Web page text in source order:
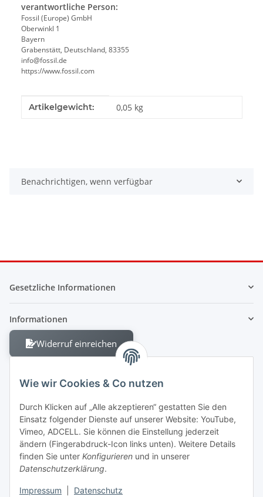
Wie wir Cookies & Co nutzen
Durch Klicken auf „Alle akzeptieren“ gestatten Sie den
Einsatz folgender Dienste auf unserer Website: YouTube,
Vimeo, ADCELL. Sie können die Einstellung jederzeit
ändern (Fingerabdruck-Icon links unten). Weitere Details
finden Sie unter Konfigurieren und in unserer
Datenschutzerklärung.
Impressum Datenschutz
verantwortliche Person:
Fossil (Europe) GmbH
Oberwinkl 1
Bayern
Grabenstätt, Deutschland, 83355
info@fossil.de
https://www.fossil.com
Produkteigenschaft
Wert
Artikelgewicht: 0,05 kg
Benachrichtigen, wenn verfügbar
Gesetzliche Informationen
Informationen
Widerruf einreichen
Berliner Allee 38
13088 Berlin
Shop +49 30 4280 2070
Fax +49 30 4280 2071